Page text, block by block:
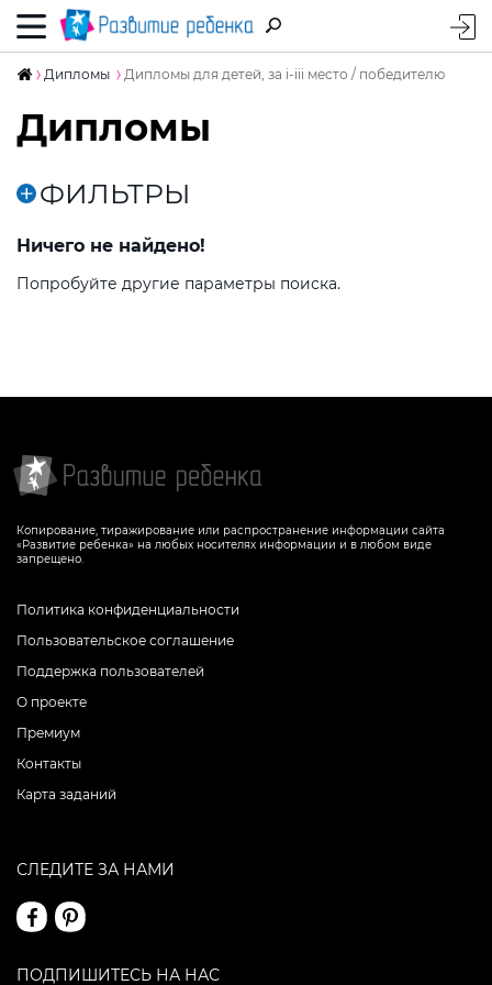
Дипломы Дипломы для детей, за i-iii место / победителю
Дипломы
ФИЛЬТРЫ
Ничего не найдено!
Попробуйте другие параметры поиска.
Копирование, тиражирование или распространение информации сайта
«Развитие ребенка» на любых носителях информации и в любом виде
запрещено.
Политика конфиденциальности
Пользовательское соглашение
Поддержка пользователей
О проекте
Премиум
Контакты
Карта заданий
СЛЕДИТЕ ЗА НАМИ
ПОДПИШИТЕСЬ НА НАС